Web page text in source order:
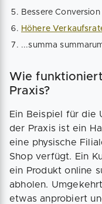
Bessere
Höhere
...summa
Wie
Praxis?
Ein Beispiel für die
der Praxis ist ein
eine physische
Shop verfügt. Ein
ein Produkt online
abholen.
etwas anprobiert